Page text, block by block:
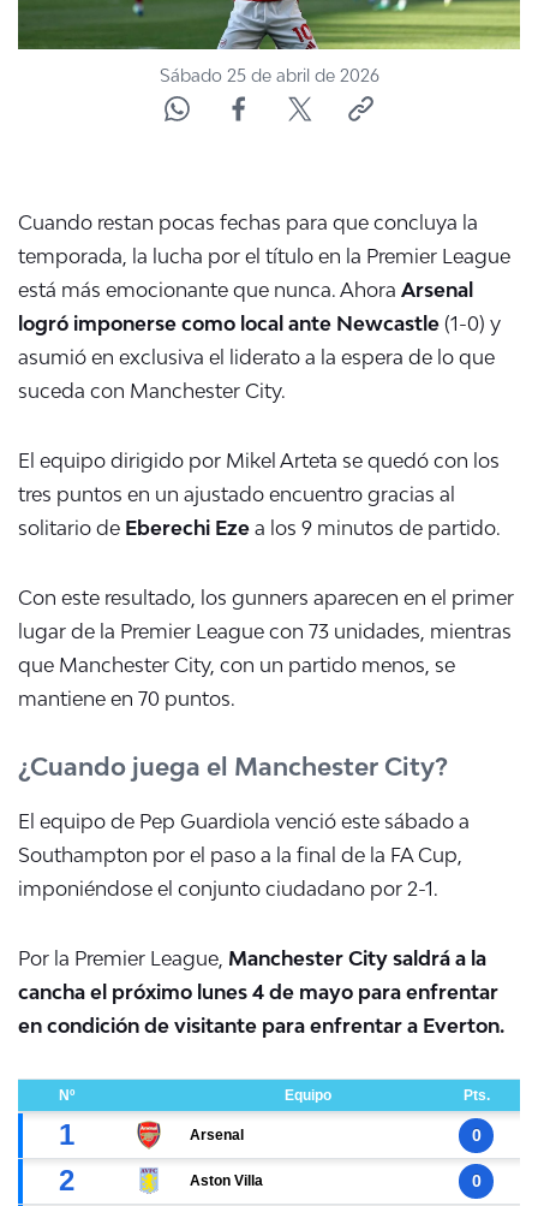
Sábado 25 de abril de 2026
Cuando restan pocas fechas para que concluya la
temporada, la lucha por el título en la Premier League
está más emocionante que nunca. Ahora Arsenal
logró imponerse como local ante Newcastle (1-0) y
asumió en exclusiva el liderato a la espera de lo que
suceda con Manchester City.
El equipo dirigido por Mikel Arteta se quedó con los
tres puntos en un ajustado encuentro gracias al
solitario de Eberechi Eze a los 9 minutos de partido.
Con este resultado, los gunners aparecen en el primer
lugar de la Premier League con 73 unidades, mientras
que Manchester City, con un partido menos, se
mantiene en 70 puntos.
¿Cuando juega el Manchester City?
El equipo de Pep Guardiola venció este sábado a
Southampton por el paso a la final de la FA Cup,
imponiéndose el conjunto ciudadano por 2-1.
Por la Premier League, Manchester City saldrá a la
cancha el próximo lunes 4 de mayo para enfrentar
en condición de visitante para enfrentar a Everton.